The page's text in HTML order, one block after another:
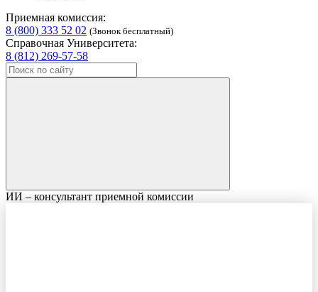
Приемная комиссия:
8 (800) 333 52 02 (Звонок бесплатный)
Справочная Университета:
8 (812) 269-57-58
ИИ – консультант приемной комиссии